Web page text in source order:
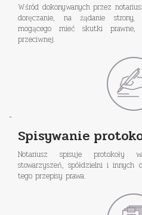
Wśród dokonywanych przez
doręczanie, na żądanie strony,
mogącego mieć skutki
przeciwnej.
-
Spisywanie
Notariusz spisuje protokoły
stowarzyszeń, spółdzielni i innych
tego przepisy prawa.